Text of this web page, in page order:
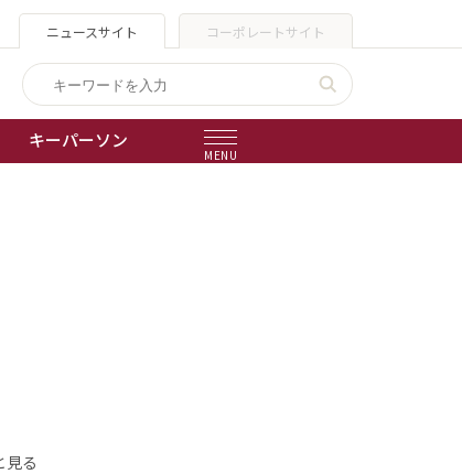
ニュースサイト コーポレートサイト
キーパーソン
MENU
見る